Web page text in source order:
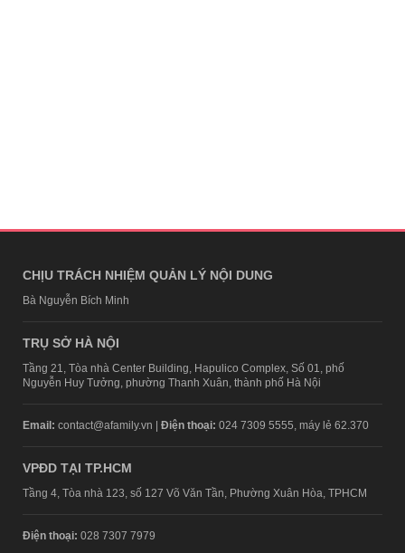
CHỊU TRÁCH NHIỆM QUẢN LÝ NỘI DUNG
Bà Nguyễn Bích Minh
TRỤ SỞ HÀ NỘI
Tầng 21, Tòa nhà Center Building, Hapulico Complex, Số 01, phố
Nguyễn Huy Tưởng, phường Thanh Xuân, thành phố Hà Nội
Email: contact@afamily.vn | Điện thoại: 024 7309 5555, máy lẻ 62.370
VPĐD TẠI TP.HCM
Tầng 4, Tòa nhà 123, số 127 Võ Văn Tần, Phường Xuân Hòa, TPHCM
Điện thoại: 028 7307 7979